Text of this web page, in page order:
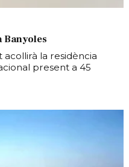
Banyoles
acollirà la residència
present a 45